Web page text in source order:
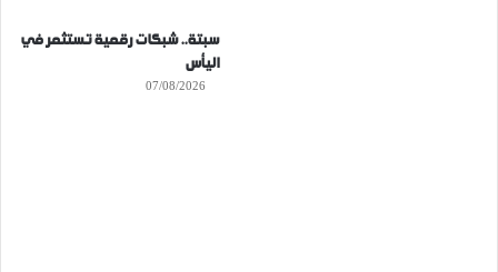
سبتة.. شبكات رقمية تستثمر في
اليأس
07/08/2026